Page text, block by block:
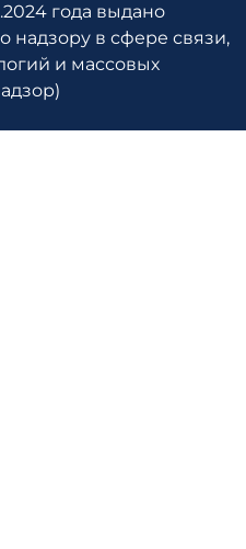
года выдано
надзору в сфере связи,
и массовых